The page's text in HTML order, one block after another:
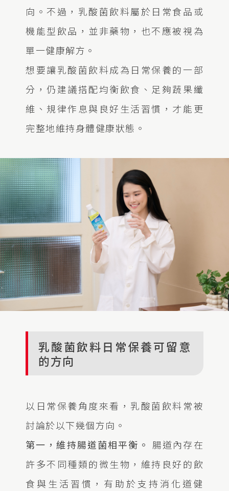
向。不過，乳酸菌飲料屬於日常食品或
機能型飲品，並非藥物，也不應被視為
單一健康解方。
想要讓乳酸菌飲料成為日常保養的一部
分，仍建議搭配均衡飲食、足夠蔬果纖
維、規律作息與良好生活習慣，才能更
完整地維持身體健康狀態。
乳酸菌飲料日常保養可留意
的方向
以日常保養角度來看，乳酸菌飲料常被
討論於以下幾個方向。
第一，維持腸道菌相平衡。 腸道內存在
許多不同種類的微生物，維持良好的飲
食與生活習慣，有助於支持消化道健